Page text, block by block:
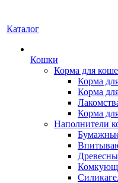
Каталог
Кошки
Корма для
Корма
Корма
Корма
Наполнители